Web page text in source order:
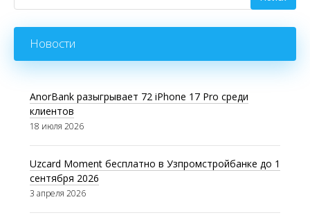
Новости
AnorBank разыгрывает 72 iPhone 17 Pro среди
клиентов
18 июля 2026
Uzcard Moment бесплатно в Узпромстройбанке до 1
сентября 2026
3 апреля 2026